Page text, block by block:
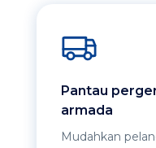
Pantau
armada
Mudahkan